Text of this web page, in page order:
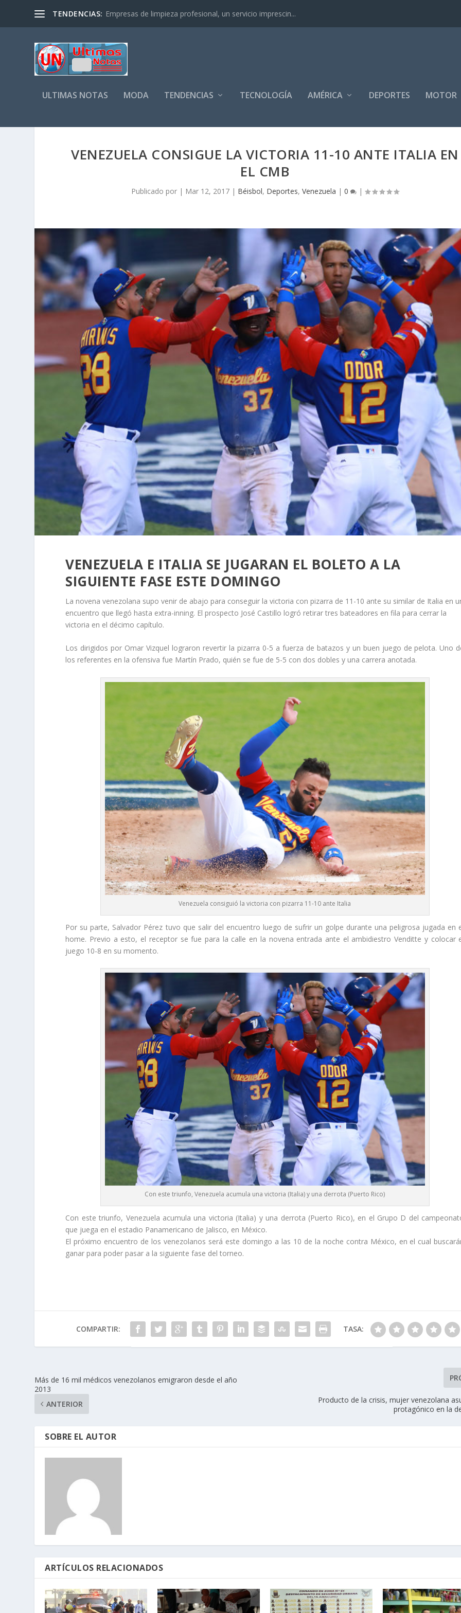
TENDENCIAS: Empresas de limpieza profesional, un servicio imprescin...
ULTIMAS NOTAS MODA TENDENCIAS TECNOLOGÍA AMÉRICA DEPORTES MOTOR
VENEZUELA CONSIGUE LA VICTORIA 11-10 ANTE ITALIA EN
EL CMB
Publicado por | Mar 12, 2017| Béisbol, Deportes, Venezuela | 0 |
VENEZUELA E ITALIA SE JUGARAN EL BOLETO A LA
SIGUIENTE FASE ESTE DOMINGO
La novena venezolana supo venir de abajo para conseguir la victoria con pizarra de 11-10 ante su similar de Italia en
encuentro que llegó hasta extra-inning. El prospecto José Castillo logró retirar tres bateadores en fila para cerrar la
victoria en el décimo capítulo.
Los dirigidos por Omar Vizquel lograron revertir la pizarra 0-5 a fuerza de batazos y un buen juego de pelota. Uno
los referentes en la ofensiva fue Martín Prado, quién se fue de 5-5 con dos dobles y una carrera anotada.
Venezuela consiguió la victoria con pizarra 11-10 ante Italia
Por su parte, Salvador Pérez tuvo que salir del encuentro luego de sufrir un golpe durante una peligrosa jugada en
home. Previo a esto, el receptor se fue para la calle en la novena entrada ante el ambidiestro Venditte y colocar
juego 10-8 en su momento.
Con este triunfo, Venezuela acumula una victoria (Italia) y una derrota (Puerto Rico)
Con este triunfo, Venezuela acumula una victoria (Italia) y una derrota (Puerto Rico), en el Grupo D del
que juega en el estadio Panamericano de Jalisco, en México.
El próximo encuentro de los venezolanos será este domingo a las 10 de la noche contra México, en el cual
ganar para poder pasar a la siguiente fase del torneo.
COMPARTIR: TASA:
Más de 16 mil médicos venezolanos emigraron desde el año
2013
ANTERIOR
Producto de la crisis, mujer venezolana
protagónico en la
SOBRE EL AUTOR
ARTÍCULOS RELACIONADOS